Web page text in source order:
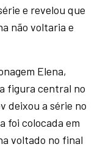
e revelou que
não voltaria e
Elena,
figura central no
deixou a série no
foi colocada em
voltado no final